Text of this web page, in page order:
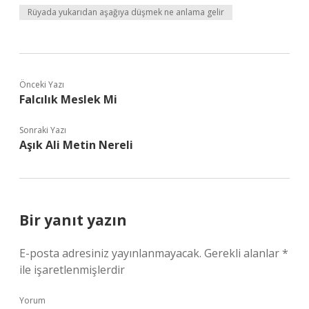
Rüyada yukarıdan aşağıya düşmek ne anlama gelir
Önceki Yazı
Falcılık Meslek Mi
Sonraki Yazı
Aşık Ali Metin Nereli
Bir yanıt yazın
E-posta adresiniz yayınlanmayacak. Gerekli alanlar*
ile işaretlenmişlerdir
Yorum